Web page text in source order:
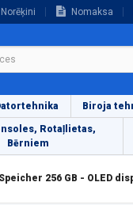
Norēķini Nomaksa
Biroja
Rotaļlietas,
Bērniem
256 GB - OLED